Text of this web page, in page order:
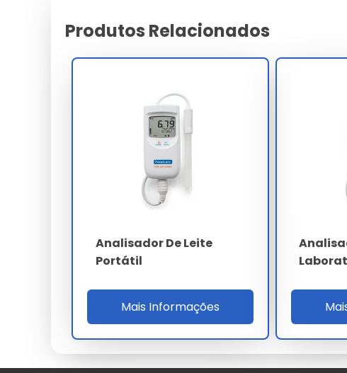
A integração com LIMS ocorre via protocolos RS-
CSV e PDF assinados digitalmente conforme
data, hora e operador para rastreabilidade plena
O chassi em aço inox AISI 304 com grau de
alcalina a 2% e enxágue com água a 60 ºC,
elétrico não ultrapassa 45 W, e o sistema
minutos em falhas de rede.
Tecnologia
Faixa de SNF
Produtos Relacionados
Analisador De Leite
Portátil
Mais Informações